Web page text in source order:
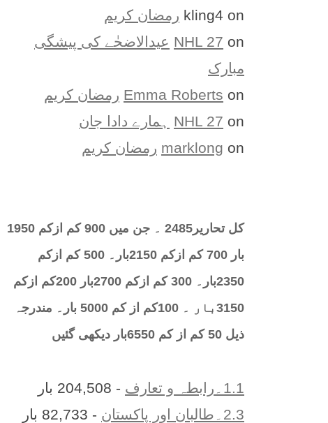
kling4 on
رمضان کریم
NHL 27 on
عیدالاضحٰے کی پیشگی
مبارک
Emma Roberts on
رمضان کریم
NHL 27 on
ہمارے دادا جان
marklong on رمضان کریم
کل تحارير2485 ۔ جن میں 900 کم ازکم 1950
بار 700 کم ازکم 2150بار۔ 500 کم ازکم
2350بار۔ 300 کم ازکم 2700بار 200کم ازکم
3150بار ۔ 100کم از کم 5000 بار۔ مندرجہ
ذیل 50 کم از کم 6550بار دیکھی گئیں
1.1۔رابطہ و تعارف
- 204,508 بار
2.3۔طالبان اور پاکستان
- 82,733 بار